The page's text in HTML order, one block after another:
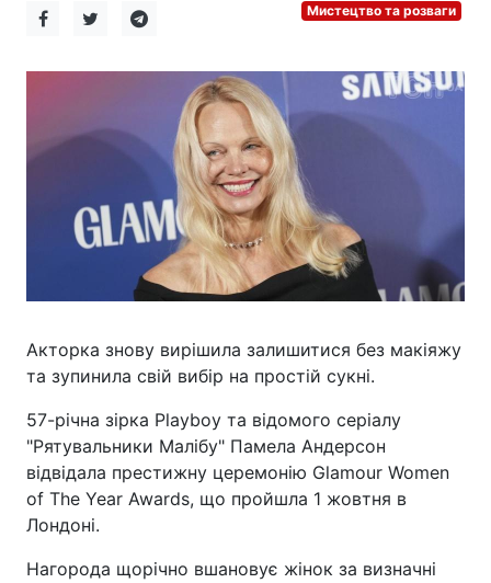
Мистецтво та розваги
Акторка знову вирішила залишитися без макіяжу
та зупинила свій вибір на простій сукні.
57-річна зірка Playboy та відомого серіалу
"Рятувальники Малібу" Памела Андерсон
відвідала престижну церемонію Glamour Women
of The Year Awards, що пройшла 1 жовтня в
Лондоні.
Нагорода щорічно вшановує жінок за визначні